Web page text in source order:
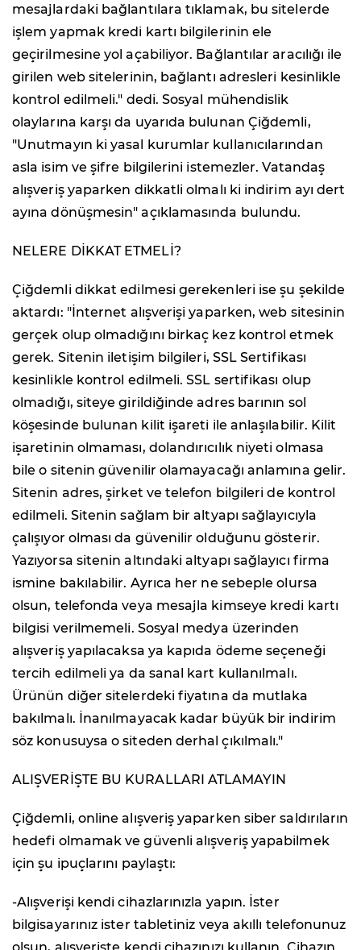
mesajlardaki bağlantılara tıklamak, bu sitelerde
işlem yapmak kredi kartı bilgilerinin ele
geçirilmesine yol açabiliyor. Bağlantılar aracılığı ile
girilen web sitelerinin, bağlantı adresleri kesinlikle
kontrol edilmeli." dedi. Sosyal mühendislik
olaylarına karşı da uyarıda bulunan Çiğdemli,
"Unutmayın ki yasal kurumlar kullanıcılarından
asla isim ve şifre bilgilerini istemezler. Vatandaş
alışveriş yaparken dikkatli olmalı ki indirim ayı dert
ayına dönüşmesin" açıklamasında bulundu.
NELERE DİKKAT ETMELİ?
Çiğdemli dikkat edilmesi gerekenleri ise şu şekilde
aktardı: "İnternet alışverişi yaparken, web sitesinin
gerçek olup olmadığını birkaç kez kontrol etmek
gerek. Sitenin iletişim bilgileri, SSL Sertifikası
kesinlikle kontrol edilmeli. SSL sertifikası olup
olmadığı, siteye girildiğinde adres barının sol
köşesinde bulunan kilit işareti ile anlaşılabilir. Kilit
işaretinin olmaması, dolandırıcılık niyeti olmasa
bile o sitenin güvenilir olamayacağı anlamına gelir.
Sitenin adres, şirket ve telefon bilgileri de kontrol
edilmeli. Sitenin sağlam bir altyapı sağlayıcıyla
çalışıyor olması da güvenilir olduğunu gösterir.
Yazıyorsa sitenin altındaki altyapı sağlayıcı firma
ismine bakılabilir. Ayrıca her ne sebeple olursa
olsun, telefonda veya mesajla kimseye kredi kartı
bilgisi verilmemeli. Sosyal medya üzerinden
alışveriş yapılacaksa ya kapıda ödeme seçeneği
tercih edilmeli ya da sanal kart kullanılmalı.
Ürünün diğer sitelerdeki fiyatına da mutlaka
bakılmalı. İnanılmayacak kadar büyük bir indirim
söz konusuysa o siteden derhal çıkılmalı."
ALIŞVERİŞTE BU KURALLARI ATLAMAYIN
Çiğdemli, online alışveriş yaparken siber saldırıların
hedefi olmamak ve güvenli alışveriş yapabilmek
için şu ipuçlarını paylaştı:
-Alışverişi kendi cihazlarınızla yapın. İster
bilgisayarınız ister tabletiniz veya akıllı telefonunuz
olsun, alışverişte kendi cihazınızı kullanın. Cihazın